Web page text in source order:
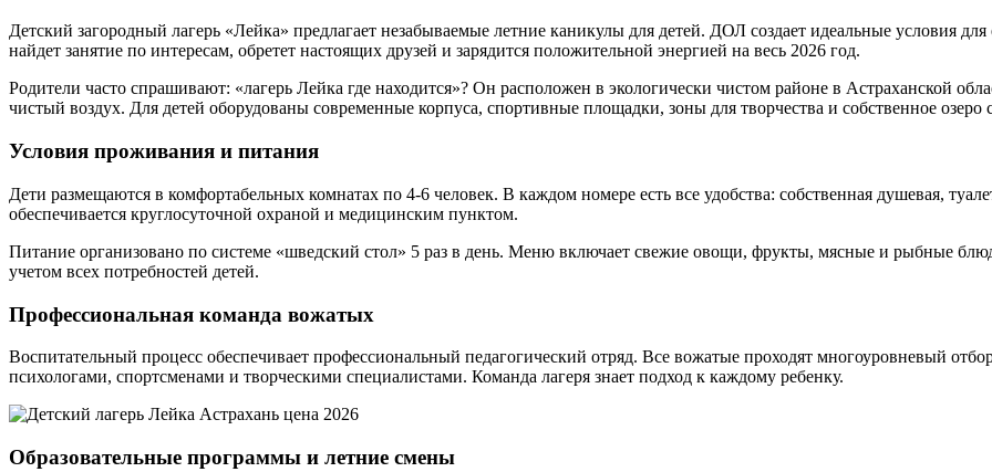
Детский загородный лагерь «Лейка» предлагает незабываемые летние каникулы для детей. ДОЛ создает идеальные условия
найдет занятие по интересам, обретет настоящих друзей и зарядится положительной энергией на весь 2026 год.
Родители часто спрашивают: «лагерь Лейка где находится»? Он расположен в экологически чистом районе в Астраханской
чистый воздух. Для детей оборудованы современные корпуса, спортивные площадки, зоны для творчества и собственное
Условия проживания и питания
Дети размещаются в комфортабельных комнатах по 4-6 человек. В каждом номере есть все удобства: собственная душевая,
обеспечивается круглосуточной охраной и медицинским пунктом.
Питание организовано по системе «шведский стол» 5 раз в день. Меню включает свежие овощи, фрукты, мясные и рыбные
учетом всех потребностей детей.
Профессиональная команда вожатых
Воспитательный процесс обеспечивает профессиональный педагогический отряд. Все вожатые проходят многоуровневый
психологами, спортсменами и творческими специалистами. Команда лагеря знает подход к каждому ребенку.
Образовательные программы и летние смены